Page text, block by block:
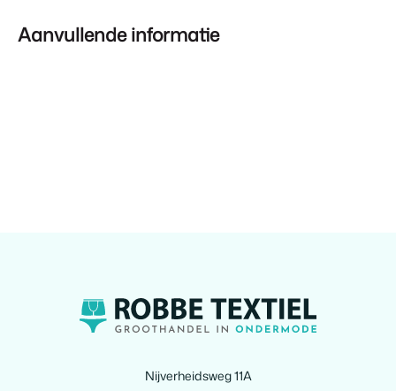
Aanvullende informatie
Nijverheidsweg 11A